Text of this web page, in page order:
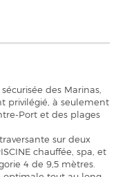
des Marinas,
privilégié, à seulement
Port et des plages
sur deux
chauffée, spa, et
4 de 9,5 mètres.